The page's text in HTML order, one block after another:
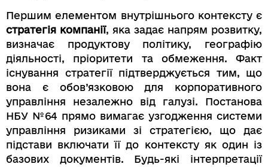
Першим елементом внутрішнього контексту є
стратегія компанії, яка задає напрям розвитку,
визначає продуктову політику, географію
діяльності, пріоритети та обмеження. Факт
існування стратегії підтверджується тим, що
вона є обов’язковою для корпоративного
управління незалежно від галузі. Постанова
НБУ №64 прямо вимагає узгодження системи
управління ризиками зі стратегією, що дає
підстави включати її до контексту як один із
базових документів. Будь-які інтерпретації